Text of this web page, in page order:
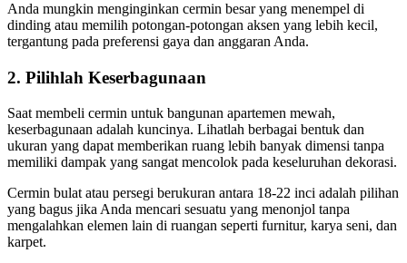
Anda mungkin menginginkan cermin besar yang menempel di
dinding atau memilih potongan-potongan aksen yang lebih kecil,
tergantung pada preferensi gaya dan anggaran Anda.
2. Pilihlah Keserbagunaan
Saat membeli cermin untuk bangunan apartemen mewah,
keserbagunaan adalah kuncinya. Lihatlah berbagai bentuk dan
ukuran yang dapat memberikan ruang lebih banyak dimensi tanpa
memiliki dampak yang sangat mencolok pada keseluruhan dekorasi.
Cermin bulat atau persegi berukuran antara 18-22 inci adalah pilihan
yang bagus jika Anda mencari sesuatu yang menonjol tanpa
mengalahkan elemen lain di ruangan seperti furnitur, karya seni, dan
karpet.